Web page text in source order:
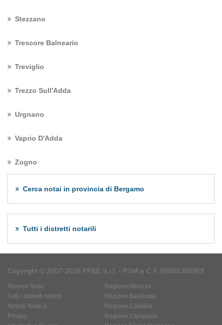
Stezzano
Trescore Balneario
Treviglio
Trezzo Sull'Adda
Urgnano
Vaprio D'Adda
Zogno
Cerca notai in provincia di Bergamo
Tutti i distretti notarili
Copyright © 2007-2026 PP&E S.r.l. - P.IVA e C.F. 05055360969
Ricerca Notai
Tutti i distretti notarili
Notizie Notai.it
Privacy
Regione Abruzzo
Regione Basilicata
Regione Calabria
Regione Campania